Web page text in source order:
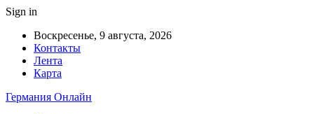
Sign in
Воскресенье, 9 августа, 2026
Контакты
Лента
Карта
Германия Онлайн